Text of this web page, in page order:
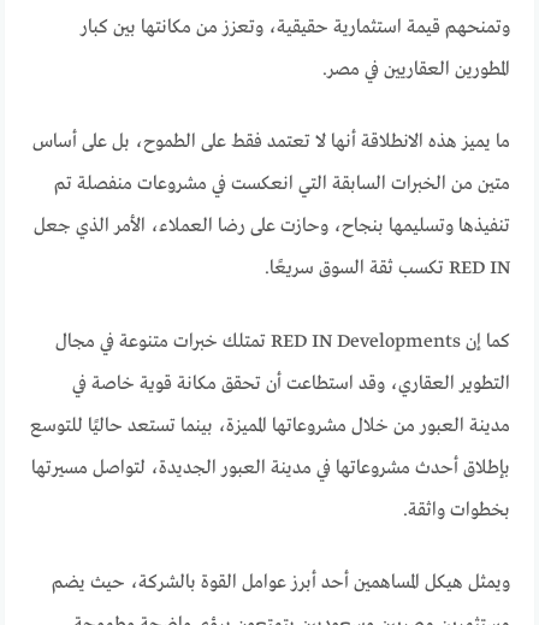
وتمنحهم قيمة استثمارية حقيقية، وتعزز من مكانتها بين كبار
المطورين العقاريين في مصر.
ما يميز هذه الانطلاقة أنها لا تعتمد فقط على الطموح، بل على أساس
متين من الخبرات السابقة التي انعكست في مشروعات منفصلة تم
تنفيذها وتسليمها بنجاح، وحازت على رضا العملاء، الأمر الذي جعل
RED IN تكسب ثقة السوق سريعًا.
كما إن RED IN Developments تمتلك خبرات متنوعة في مجال
التطوير العقاري، وقد استطاعت أن تحقق مكانة قوية خاصة في
مدينة العبور من خلال مشروعاتها المميزة، بينما تستعد حاليًا للتوسع
بإطلاق أحدث مشروعاتها في مدينة العبور الجديدة، لتواصل مسيرتها
بخطوات واثقة.
ويمثل هيكل المساهمين أحد أبرز عوامل القوة بالشركة، حيث يضم